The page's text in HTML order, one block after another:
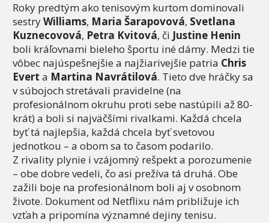
Roky predtým ako tenisovým kurtom dominovali
sestryWilliams, Maria Šarapovová, Svetlana
Kuznecovová, Petra Kvitová, či Justine Henin
boli kráľovnami bieleho športu iné dámy. Medzi tie
vôbec najúspešnejšie a najžiarivejšie patria Chris
Evert a Martina Navrátilová. Tieto dve hráčky sa
v súbojoch stretávali pravidelne (na
profesionálnom okruhu proti sebe nastúpili až 80-
krát) a boli si najväčšími rivalkami. Každá chcela
byť tá najlepšia, každá chcela byť svetovou
jednotkou – a obom sa to časom podarilo.
Z rivality plynie i vzájomný rešpekt a porozumenie
– obe dobre vedeli, čo asi prežíva tá druhá. Obe
zažili boje na profesionálnom boli aj v osobnom
živote. Dokument od Netflixu nám približuje ich
vzťah a pripomína významné dejiny tenisu.